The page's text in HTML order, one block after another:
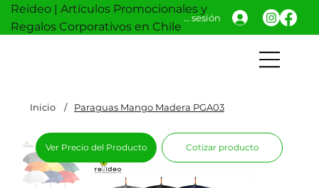
Reideo | Artículos Promocionales y
Regalos Corporativos en Chile
Iniciar sesión
Inicio / Paraguas Mango Madera PGA03
Ver Precio del Producto Cotizar producto